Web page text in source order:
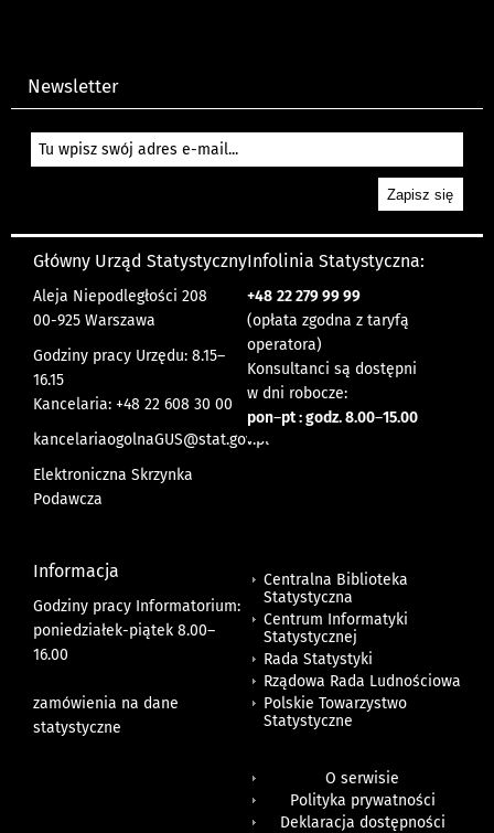
Newsletter
Główny Urząd Statystyczny
Aleja Niepodległości 208
00-925 Warszawa
Godziny pracy Urzędu: 8.15–
16.15
Kancelaria: +48 22 608 30 00
kancelariaogolnaGUS@stat.gov.pl
Elektroniczna Skrzynka
Podawcza
Infolinia Statystyczna:
+48 22 279 99 99
(opłata zgodna z taryfą
operatora)
Konsultanci są dostępni
w dni robocze:
pon–pt : godz. 8.00–15.00
Informacja
Godziny pracy Informatorium:
poniedziałek-piątek 8.00–
16.00
zamówienia na dane
statystyczne
Centralna Biblioteka
Statystyczna
Centrum Informatyki
Statystycznej
Rada Statystyki
Rządowa Rada Ludnościowa
Polskie Towarzystwo
Statystyczne
O serwisie
Polityka prywatności
Deklaracja dostępności